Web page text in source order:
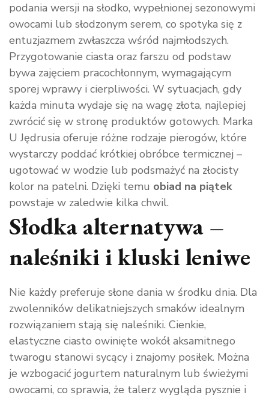
podania wersji na słodko, wypełnionej sezonowymi
owocami lub słodzonym serem, co spotyka się z
entuzjazmem zwłaszcza wśród najmłodszych.
Przygotowanie ciasta oraz farszu od podstaw
bywa zajęciem pracochłonnym, wymagającym
sporej wprawy i cierpliwości. W sytuacjach, gdy
każda minuta wydaje się na wagę złota, najlepiej
zwrócić się w stronę produktów gotowych. Marka
U Jędrusia oferuje różne rodzaje pierogów, które
wystarczy poddać krótkiej obróbce termicznej –
ugotować w wodzie lub podsmażyć na złocisty
kolor na patelni. Dzięki temu obiad na piątek
powstaje w zaledwie kilka chwil.
Słodka alternatywa –
naleśniki i kluski leniwe
Nie każdy preferuje słone dania w środku dnia. Dla
zwolenników delikatniejszych smaków idealnym
rozwiązaniem stają się naleśniki. Cienkie,
elastyczne ciasto owinięte wokół aksamitnego
twarogu stanowi sycący i znajomy posiłek. Można
je wzbogacić jogurtem naturalnym lub świeżymi
owocami, co sprawia, że talerz wygląda pysznie i